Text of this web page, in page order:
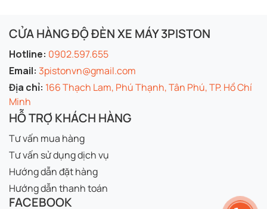
CỬA HÀNG ĐỘ ĐÈN XE MÁY 3PISTON
Hotline: 0902.597.655
Email: 3pistonvn@gmail.com
Địa chỉ: 166 Thạch Lam, Phú Thạnh, Tân Phú, TP. Hồ Chí
Minh
HỖ TRỢ KHÁCH HÀNG
Tư vấn mua hàng
Tư vấn sử dụng dịch vụ
Hướng dẫn đặt hàng
Hướng dẫn thanh toán
FACEBOOK